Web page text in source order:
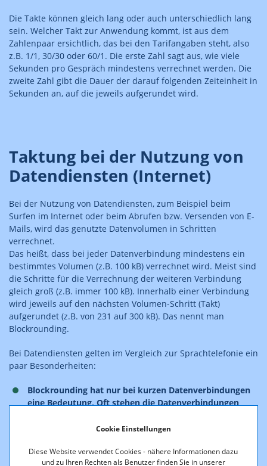
Cookie Einstellungen
Diese Website verwendet Cookies - nähere Informationen dazu
und zu Ihren Rechten als Benutzer finden Sie in unserer
Die Takte können gleich lang oder auch unterschiedlich lang
sein. Welcher Takt zur Anwendung kommt, ist aus dem
Zahlenpaar ersichtlich, das bei den Tarifangaben steht, also
z.B. 1/1, 30/30 oder 60/1. Die erste Zahl sagt aus, wie viele
Sekunden pro Gespräch mindestens verrechnet werden. Die
zweite Zahl gibt die Dauer der darauf folgenden Zeiteinheit in
Sekunden an, auf die jeweils aufgerundet wird.
Taktung bei der Nutzung von
Datendiensten (Internet)
Bei der Nutzung von Datendiensten, zum Beispiel beim
Surfen im Internet oder beim Abrufen bzw. Versenden von E-
Mails, wird das genutzte Datenvolumen in Schritten
verrechnet.
Das heißt, dass bei jeder Datenverbindung mindestens ein
bestimmtes Volumen (z.B. 100 kB) verrechnet wird. Meist sind
die Schritte für die Verrechnung der weiteren Verbindung
gleich groß (z.B. immer 100 kB). Innerhalb einer Verbindung
wird jeweils auf den nächsten Volumen-Schritt (Takt)
aufgerundet (z.B. von 231 auf 300 kB). Das nennt man
Blockrounding.
Bei Datendiensten gelten im Vergleich zur Sprachtelefonie ein
paar Besonderheiten:
Blockrounding hat nur bei kurzen Datenverbindungen
eine Bedeutung. Oft stehen die Datenverbindungen
Erst wenn die Verbindung beendet bzw. unterbrochen
Bei großem Datenverbrauch fällt Blockrounding